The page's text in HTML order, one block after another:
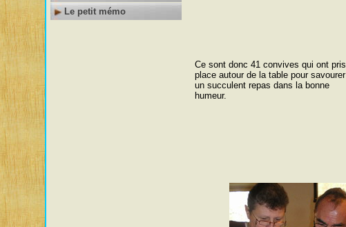
Le petit mémo
Ce sont donc 41 convives qui ont pris
place autour de la table pour savourer
un succulent repas dans la bonne
humeur.